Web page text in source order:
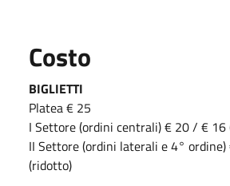
Costo
BIGLIETTI
Platea € 25
I Settore (ordini centrali) € 20 / € 16
II Settore (ordini laterali e 4°
(ridotto)